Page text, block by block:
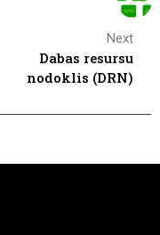
Next
Dabas resursu
nodoklis (DRN)